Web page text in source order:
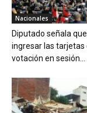
Nacionales
Diputado señala que
ingresar las tarjetas
votación en sesión...